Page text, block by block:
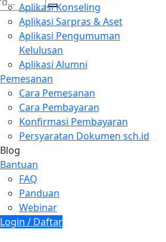
Aplikasi Konseling
Aplikasi Sarpras & Aset
Aplikasi Pengumuman
Kelulusan
Aplikasi Alumni
Pemesanan
Cara Pemesanan
Cara Pembayaran
Konfirmasi Pembayaran
Persyaratan Dokumen sch.id
Blog
Bantuan
FAQ
Panduan
Webinar
Login / Daftar